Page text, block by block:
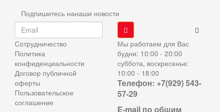
Подпишитесь нанаши новости
Сотрудничество
Политика
конфиденциальности
Договор публичной
оферты
Пользовательское
соглашение
Мы работаем для Вас
будни: 10:00 - 20:00
суббота, воскресенье:
10:00 - 18:00
Телефон: +7(929) 543-
57-29
E-mail по общим